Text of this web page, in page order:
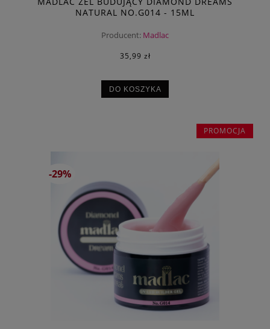
NATURAL NO.G014 - 15ML
Producent: Madlac
35,99 zł
DO KOSZYKA
-29%
PROMOCJA